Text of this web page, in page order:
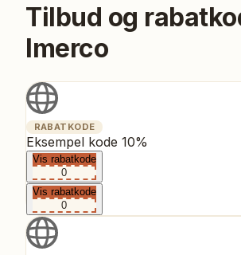
Tilbud og
Imerco
RABATKODE
Eksempel kode 10%
Vis rabatkode
0
Vis rabatkode
0